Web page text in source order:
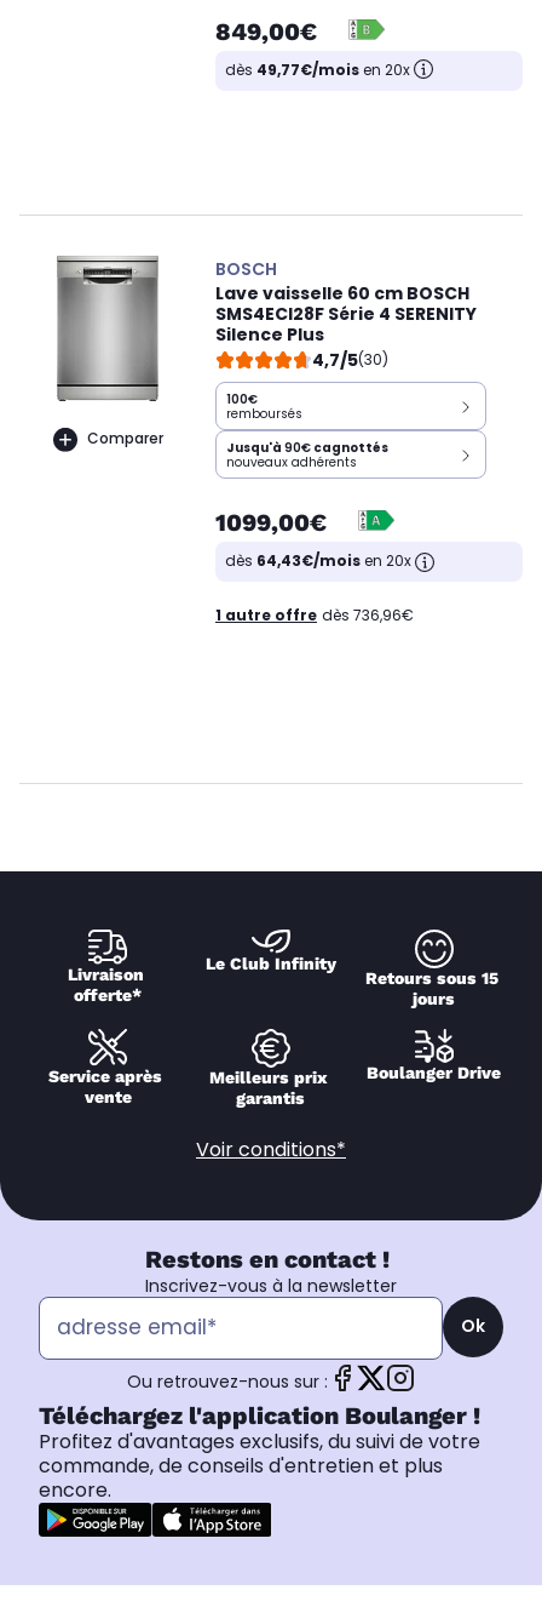
849,00€
dès 49,77€/moisen 20x
Comparer
BOSCH
Lave vaisselle 60 cm BOSCH
SMS4ECI28F Série 4 SERENITY
Silence Plus
4,7/5(30)
100€
remboursés
Jusqu'à 90€ cagnottés
nouveaux adhérents
1099,00€
dès 64,43€/moisen 20x
1 autre offre dès 736,96€
Livraison
offerte*
Le Club Infinity
Retours sous 15
jours
Service après
vente
Meilleurs prix
garantis
Boulanger Drive
Voir conditions*
Restons en contact !
Inscrivez-vous à la newsletter
Ok
Ou retrouvez-nous sur :
Téléchargez l'application Boulanger !
Profitez d'avantages exclusifs, du suivi de votre
commande, de conseils d'entretien et plus
encore.